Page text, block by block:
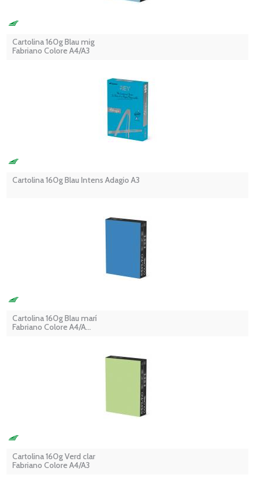
Cartolina 160g Blau mig
Fabriano Colore A4/A3
Cartolina 160g Blau Intens Adagio A3
Cartolina 160g Blau marí
Fabriano Colore A4/A...
Cartolina 160g Verd clar
Fabriano Colore A4/A3